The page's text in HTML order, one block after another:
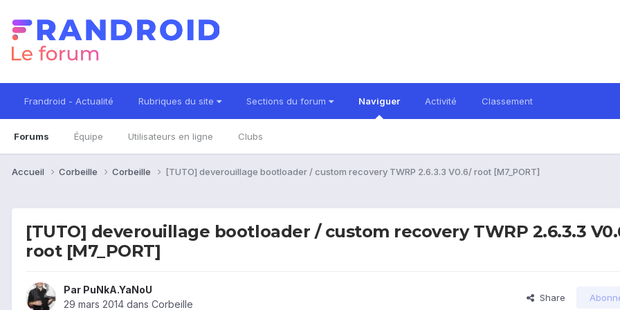
Frandroid - Actualité Rubriques du site Sections du forum Naviguer
Forums Équipe Utilisateurs en ligne Clubs
Activité Classement
Accueil Corbeille Corbeille [TUTO] deverouillage bootloader / custom recovery TWRP 2.6.3.3 V0.6/ root [M7_PORT]
[TUTO] deverouillage bootloader / custom recovery TWRP 2.6.3.3
root [M7_PORT]
Par PuNkA.YaNoU
29 mars 2014 dans Corbeille
Share